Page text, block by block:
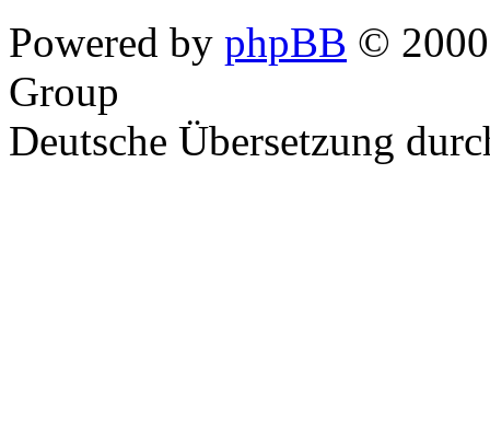
Powered by phpBB ©
Group
Deutsche Übersetzung